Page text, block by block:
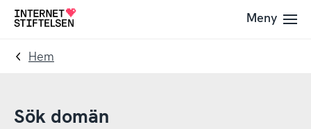
Till
navigering
Till
innehåll
Till
Meny
Hem
Sök domän